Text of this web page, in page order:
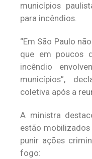
municípios
para incêndios.
“Em São Paulo
que em poucos
incêndio
municípios”,
coletiva após a
A ministra
estão
punir ações
fogo: